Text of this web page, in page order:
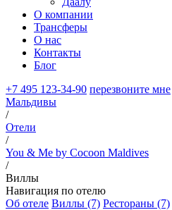
О компании
Трансферы
О нас
Контакты
Блог
+7 495 123-34-90 перезвоните мне
Мальдивы
/
Отели
/
You & Me by Cocoon Maldives
/
Виллы
Навигация по отелю
Об отеле Виллы (7) Рестораны (7)